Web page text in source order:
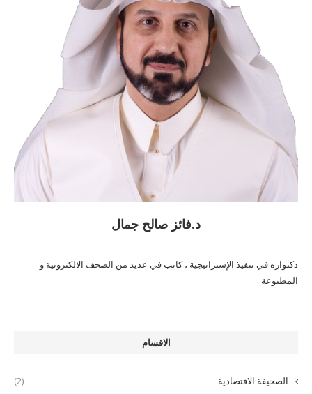
د.فائز صالح جمال
دكتواره في تنفيذ الإستراتيجية ، كاتب في عديد من الصحف الالكترونية و
المطبوعة
الاقسام
الصحيفة الاقتصادية (2)